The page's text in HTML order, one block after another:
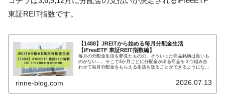
東証REIT指数です。
【1488】JREITから始める毎月分配金生活
【iFreeETF 東証REIT指数編】
毎月の分配金生活を夢見たものの、そういった商品銘柄は良いも
のがない...。そこで3か月ごとに分配金が出る商品を３つ組み合
わせて毎月分配金をもらえる生活を送ることができるようになり
rinne-blog.com 2026.07.13